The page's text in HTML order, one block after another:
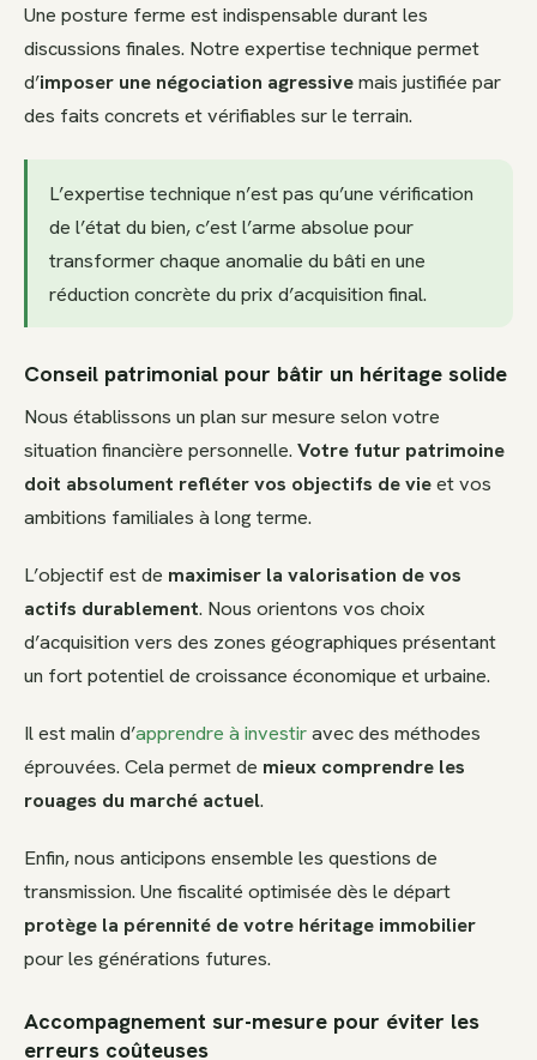
Une posture ferme est indispensable durant les
discussions finales. Notre expertise technique permet
d’imposer une négociation agressivemais justifiée par
des faits concrets et vérifiables sur le terrain.
L’expertise technique n’est pas qu’une vérification
de l’état du bien, c’est l’arme absolue pour
transformer chaque anomalie du bâti en une
réduction concrète du prix d’acquisition final.
Conseil patrimonial pour bâtir un héritage solide
Nous établissons un plan sur mesure selon votre
situation financière personnelle. Votre futur patrimoine
doit absolument refléter vos objectifs de vieet vos
ambitions familiales à long terme.
L’objectif est de maximiser la valorisation de vos
actifs durablement. Nous orientons vos choix
d’acquisition vers des zones géographiques présentant
un fort potentiel de croissance économique et urbaine.
Il est malin d’apprendre à investiravec des méthodes
éprouvées. Cela permet de mieux comprendre les
rouages du marché actuel.
Enfin, nous anticipons ensemble les questions de
transmission. Une fiscalité optimisée dès le départ
protège la pérennité de votre héritage immobilier
pour les générations futures.
Accompagnement sur-mesure pour éviter les
erreurs coûteuses